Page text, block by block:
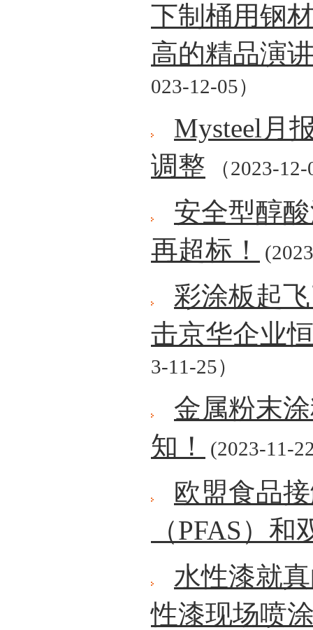
下制桶用钢
高的精品演
023-12-05）
Mysteel月
调整 （2023-
安全型醇
再超标！
彩涂板起
击京华企业
3-11-25）
金属粉末
知！
(2023-11-
欧盟食品
（PFAS）
水性漆就
性漆现场喷